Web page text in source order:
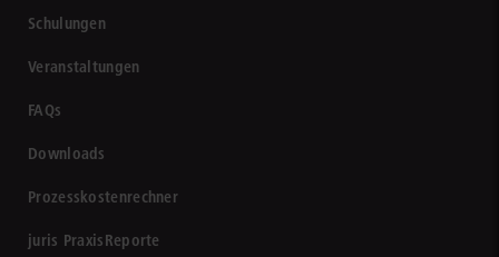
Schulungen
Veranstaltungen
FAQs
Downloads
Prozesskostenrechner
juris PraxisReporte